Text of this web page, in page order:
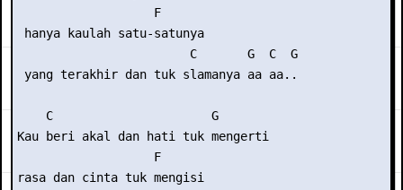
                   F
hanya kaulah satu-satunya
                        C       G  C  G
yang terakhir dan tuk slamanya aa aa..
    C                      G
Kau beri akal dan hati tuk mengerti
                   F
rasa dan cinta tuk mengisi